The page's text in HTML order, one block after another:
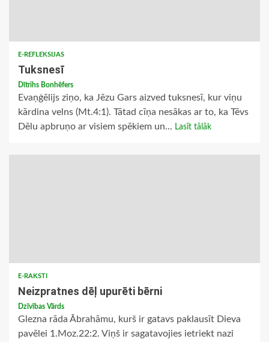
E-REFLEKSIJAS
Tuksnesī
Dītrihs Bonhēfers
Evaņģēlijs ziņo, ka Jēzu Gars aizved tuksnesī, kur viņu
kārdina velns (Mt.4:1). Tātad cīņa nesākas ar to, ka Tēvs
Dēlu apbruņo ar visiem spēkiem un... Lasīt tālāk
E-RAKSTI
Neizpratnes dēļ upurēti bērni
Dzīvības Vārds
Glezna rāda Ābrahāmu, kurš ir gatavs paklausīt Dieva
pavēlei 1.Moz.22:2. Viņš ir sagatavojies ietriekt nazi